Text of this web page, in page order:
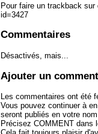
Pour faire un trackback
id=3427
Commentaires
Désactivés, mais...
Ajouter un
Les commentaires ont été
Vous pouvez continuer à en
seront publiés en votre
Précisez COMMENT dans